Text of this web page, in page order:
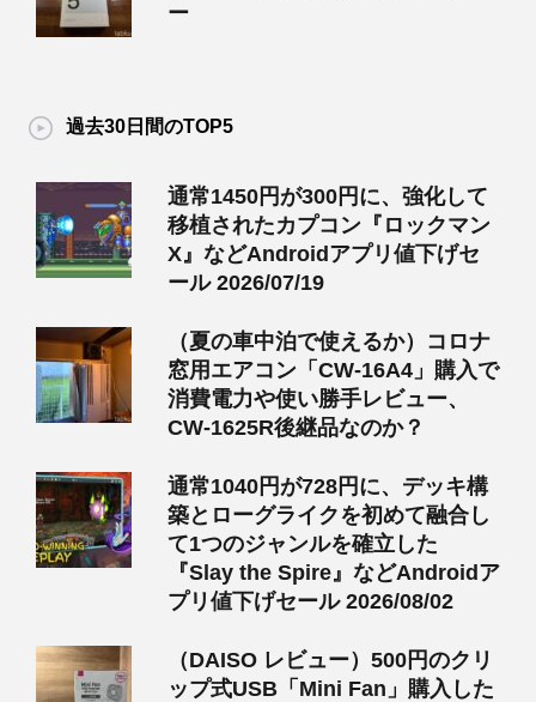
ー
過去30日間のTOP5
通常1450円が300円に、強化して
移植されたカプコン『ロックマン
X』などAndroidアプリ値下げセ
ール 2026/07/19
（夏の車中泊で使えるか）コロナ
窓用エアコン「CW-16A4」購入で
消費電力や使い勝手レビュー、
CW-1625R後継品なのか？
通常1040円が728円に、デッキ構
築とローグライクを初めて融合し
て1つのジャンルを確立した
『Slay the Spire』などAndroidア
プリ値下げセール 2026/08/02
（DAISO レビュー）500円のクリ
ップ式USB「Mini Fan」購入した